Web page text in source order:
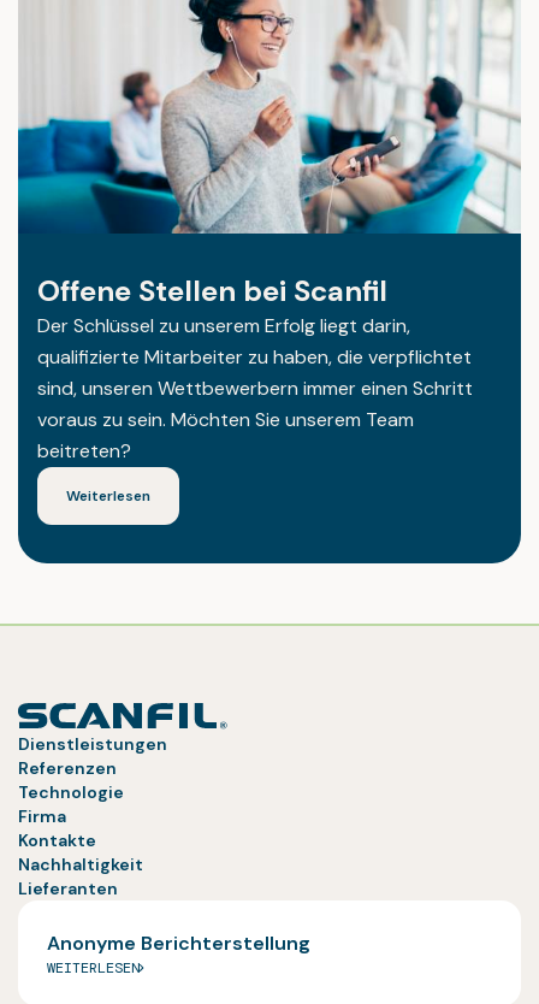
Offene Stellen bei Scanfil
Der Schlüssel zu unserem Erfolg liegt darin,
qualifizierte Mitarbeiter zu haben, die verpflichtet
sind, unseren Wettbewerbern immer einen Schritt
voraus zu sein. Möchten Sie unserem Team
beitreten?
Weiterlesen
Dienstleistungen
Referenzen
Technologie
Firma
Kontakte
Nachhaltigkeit
Lieferanten
Anonyme Berichterstellung
WEITERLESEN